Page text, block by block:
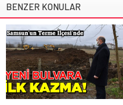
BENZER KONULAR